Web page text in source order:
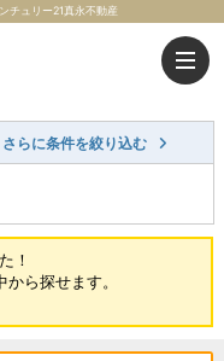
チュリー21真永不動産
さらに条件を絞り込む
！
から探せます。